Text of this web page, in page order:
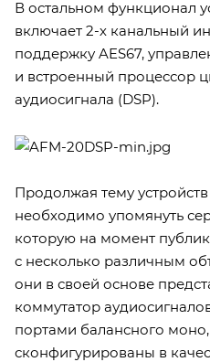
В остальном функционал
включает 2-х канальный
поддержку AES67,
и встроенный процессор
аудиосигнала (DSP).
Продолжая тему
необходимо упомянуть
которую на момент
с несколько различным
они в своей основе
коммутатор
портами балансного
сконфигурированы в